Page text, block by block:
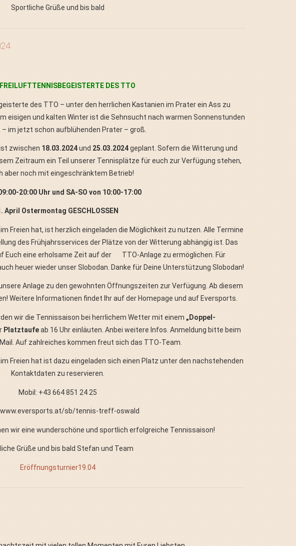
Sportliche Grüße und bis bald
FREILUFTTENNISBEGEISTERTE DES TTO
des TTO – unter den herrlichen Kastanien im Prater ein Ass zu
eisigen und kalten Winter ist die Sehnsucht nach warmen Sonnenstunden
– im jetzt schon aufblühenden Prater – groß.
zwischen 18.03.2024und 25.03.2024geplant. Sofern die Witterung und
Zeitraum ein Teil unserer Tennisplätze für euch zur Verfügung stehen,
aber noch mit eingeschränktem Betrieb!
20:00 Uhr und SA-SO von 10:00-17:00
April Ostermontag GESCHLOSSEN
Freien hat, ist herzlich eingeladen die Möglichkeit zu nutzen. Alle Termine
des Frühjahrsservices der Plätze von der Witterung abhängig ist. Das
Euch eine erholsame Zeit auf der TTO-Anlage zu ermöglichen. Für
heuer wieder unser Slobodan. Danke für Deine Unterstützung Slobodan!
Anlage zu den gewohnten Öffnungszeiten zur Verfügung. Ab diesem
Weitere Informationen findet Ihr auf der Homepage und auf Eversports.
wir die Tennissaison bei herrlichem Wetter mit einem „Doppel-
Platztaufeab 16 Uhr einläuten. Anbei weitere Infos. Anmeldung bitte beim
Auf zahlreiches kommen freut sich das TTO-Team.
Freien hat ist dazu eingeladen sich einen Platz unter den nachstehenden
Kontaktdaten zu reservieren.
Mobil: +43 664 851 24 25
sb/tennis-treff-oswald
wir eine wunderschöne und sportlich erfolgreiche Tennissaison!
Grüße und bis bald Stefan und Team
Eröffnungsturnier19.04